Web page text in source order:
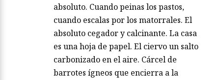
absoluto. Cuando peinas los pastos,
cuando escalas por los matorrales. El
absoluto cegador y calcinante. La casa
es una hoja de papel. El ciervo un salto
carbonizado en el aire. Cárcel de
barrotes ígneos que encierra a la